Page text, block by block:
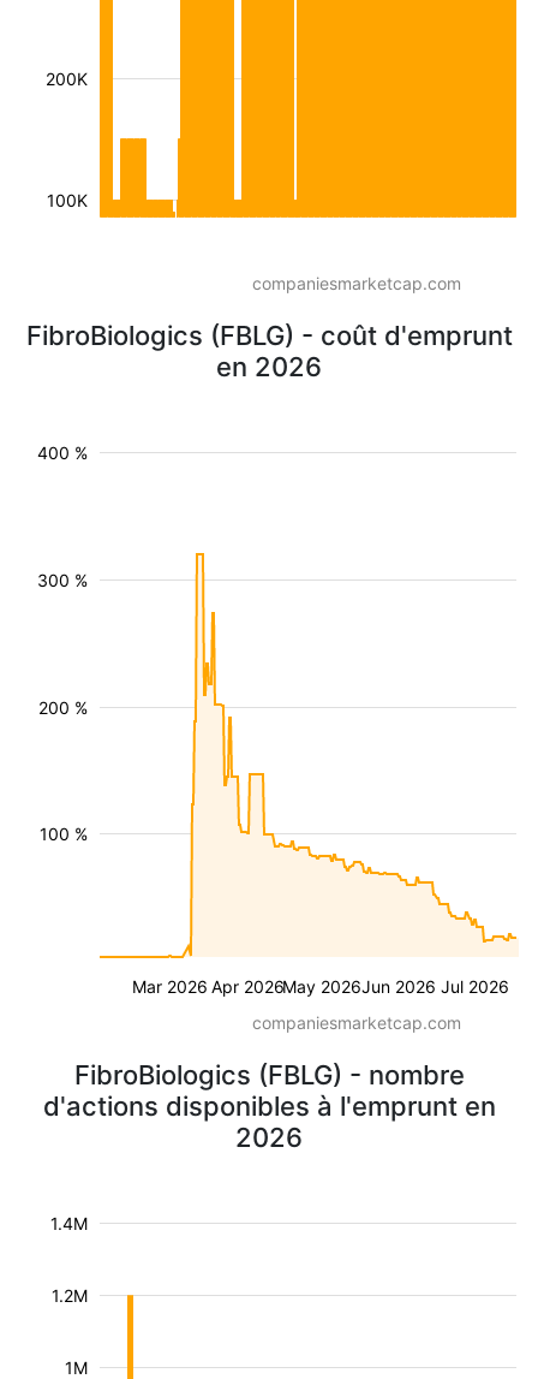
100K
200K
companiesmarketcap.com
FibroBiologics (FBLG) - coût d'emprunt
en 2026
Mar 2026 Apr 2026May 2026Jun 2026 Jul 2026
100 %
200 %
300 %
400 %
companiesmarketcap.com
FibroBiologics (FBLG) - nombre
d'actions disponibles à l'emprunt en
2026
1M
1.2M
1.4M